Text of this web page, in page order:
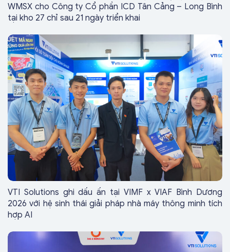
WMSX cho Công ty Cổ phần ICD Tân Cảng – Long Bình
tại kho 27 chỉ sau 21 ngày triển khai
VTI Solutions ghi dấu ấn tại VIMF x VIAF Bình Dương
2026 với hệ sinh thái giải pháp nhà máy thông minh tích
hợp AI